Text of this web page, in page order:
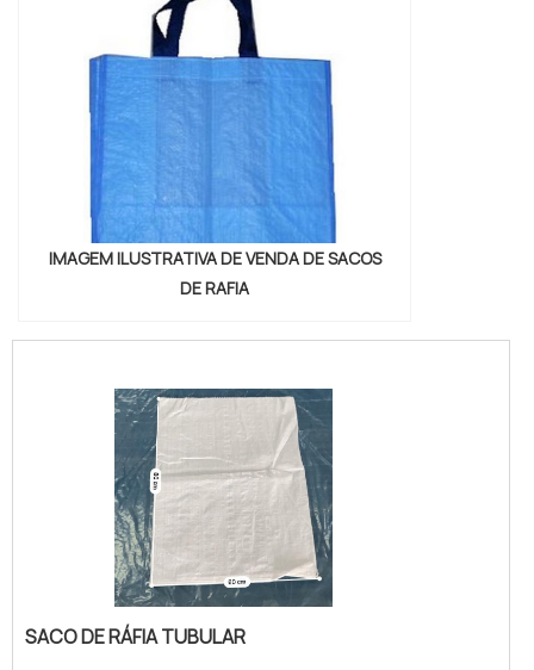
IMAGEM ILUSTRATIVA DE VENDA DE SACOS
DE RAFIA
SACO DE RÁFIA TUBULAR